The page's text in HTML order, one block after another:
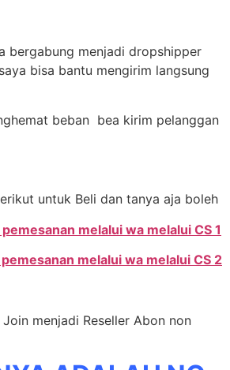
bergabung menjadi dropshipper
bisa bantu mengirim langsung
beban bea kirim pelanggan
untuk Beli dan tanya aja boleh
melalui wa melalui CS 1
melalui wa melalui CS 2
menjadi Reseller Abon non